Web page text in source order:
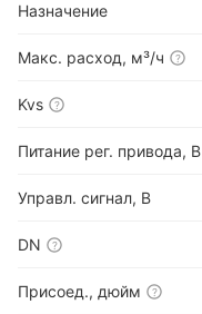
Назначение
Макс. расход, м³/ч ?
Kvs ?
Питание рег. привода, В
Управл. сигнал, В
DN ?
Присоед., дюйм ?